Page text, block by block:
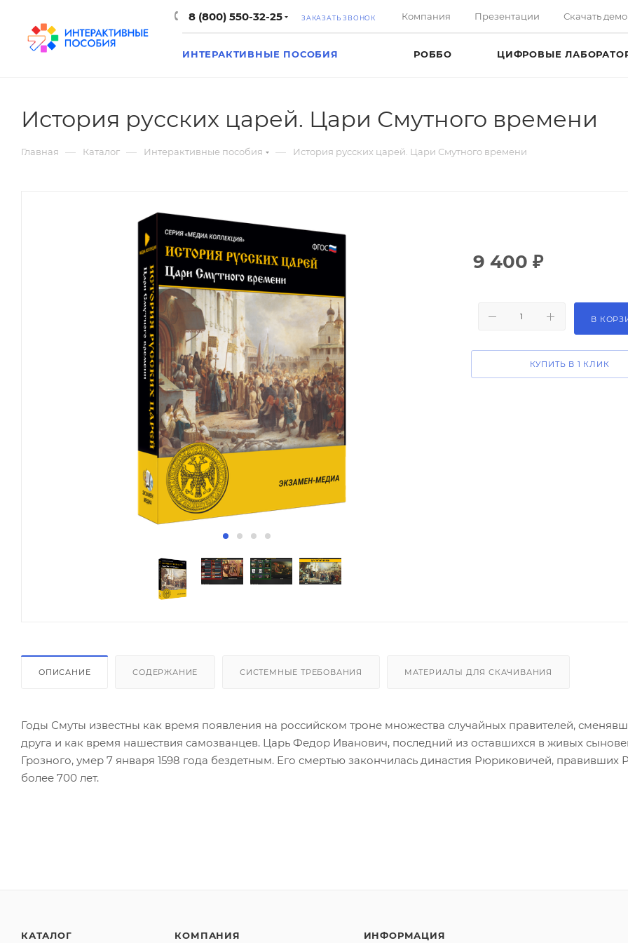
8 (800) 550-32-25 ЗАКАЗАТЬ ЗВОНОК Компания Презентации Скачать
ИНТЕРАКТИВНЫЕ ПОСОБИЯ РОББО ЦИФРОВЫЕ
История русских царей. Цари Смутного времени
Главная — Каталог — Интерактивные пособия — История русских царей. Цари Смутного времени
9 400 ₽
В
КУПИТЬ В 1 КЛИК
ОПИСАНИЕ СОДЕРЖАНИЕ СИСТЕМНЫЕ ТРЕБОВАНИЯ МАТЕРИАЛЫ ДЛЯ СКАЧИВАНИЯ
Годы Смуты известны как время появления на российском троне множества случайных правителей,
друга и как время нашествия самозванцев. Царь Федор Иванович, последний из оставшихся в живых
Грозного, умер 7 января 1598 года бездетным. Его смертью закончилась династия Рюриковичей, правивших
более 700 лет.
КАТАЛОГ КОМПАНИЯ ИНФОРМАЦИЯ